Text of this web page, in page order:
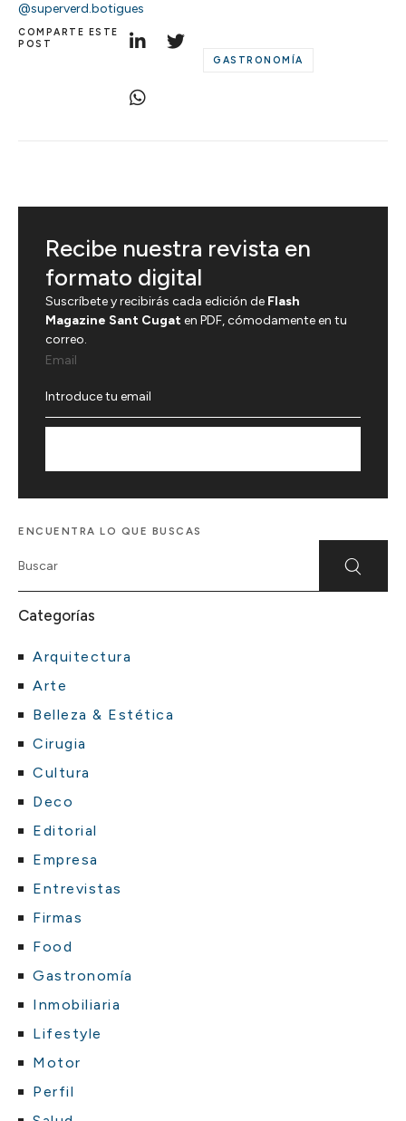
@superverd.botigues
COMPARTE ESTE
POST
GASTRONOMÍA
Recibe nuestra revista en
formato digital
Suscríbete y recibirás cada edición de Flash
Magazine Sant Cugaten PDF, cómodamente en tu
correo.
Email
ENCUENTRA LO QUE BUSCAS
Categorías
Arquitectura
Arte
Belleza & Estética
Cirugia
Cultura
Deco
Editorial
Empresa
Entrevistas
Firmas
Food
Gastronomía
Inmobiliaria
Lifestyle
Motor
Perfil